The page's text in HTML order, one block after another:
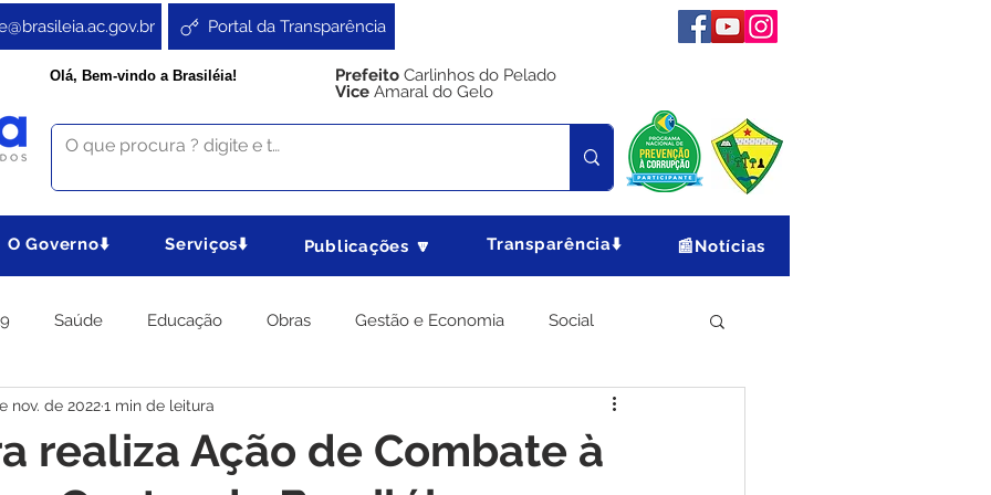
Portal da Transparência
Olá, Bem-vindo a Brasiléia! Prefeito Carlinhos do Pelado
Vice Amaral do Gelo
O Governo⬇️ Serviços⬇️ Publicações 🔽 Transparência⬇️ 📰Notícias
Saúde Educação Obras Gestão e Economia Social
Gabinete Agricultura e Produção Meio Ambiente
realiza Ação de Combate à
nov. de 20221 min de leitura